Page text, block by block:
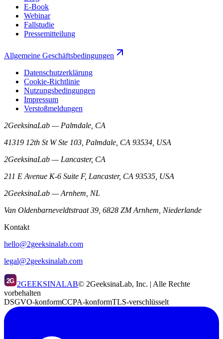
E-Book
Webinar
Fallstudie
Pressemitteilung
Allgemeine Geschäftsbedingungen
Datenschutzerklärung
Cookie-Richtlinie
Nutzungsbedingungen
Impressum
Verstoßmeldungen
2GeeksinaLab — Palmdale, CA
41319 12th St W Ste 103, Palmdale, CA 93534, USA
2GeeksinaLab — Lancaster, CA
211 E Avenue K-6 Suite F, Lancaster, CA 93535, USA
2GeeksinaLab — Arnhem, NL
Van Oldenbarneveldtstraat 39, 6828 ZM Arnhem, Niederlande
Kontakt
hello@2geeksinalab.com
legal@2geeksinalab.com
2G 2GEEKSINALAB© 2GeeksinaLab, Inc. | Alle Rechte
vorbehalten
DSGVO-konformCCPA-konformTLS-verschlüsselt